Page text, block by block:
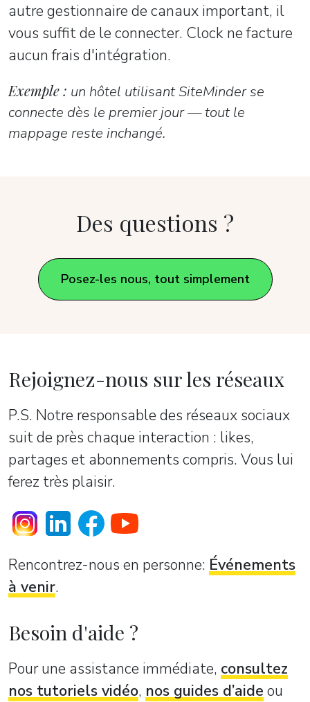
autre gestionnaire de canaux important, il
vous suffit de le connecter. Clock ne facture
aucun frais d'intégration.
Exemple : un hôtel utilisant SiteMinder se
connecte dès le premier jour — tout le
mappage reste inchangé.
Des questions ?
Posez-les nous, tout simplement
Rejoignez-nous sur les réseaux
P.S. Notre responsable des réseaux sociaux
suit de près chaque interaction : likes,
partages et abonnements compris. Vous lui
ferez très plaisir.
Rencontrez-nous en personne: Événements
à venir.
Besoin d'aide ?
Pour une assistance immédiate, consultez
nos tutoriels vidéo, nos guides d’aide ou